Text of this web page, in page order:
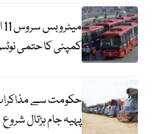
کمپنی کا حتمی
حکومت سے مذاکرات
پہیہ جام ہڑتال شروع